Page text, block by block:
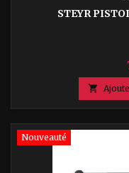
STEYR

Nouveauté